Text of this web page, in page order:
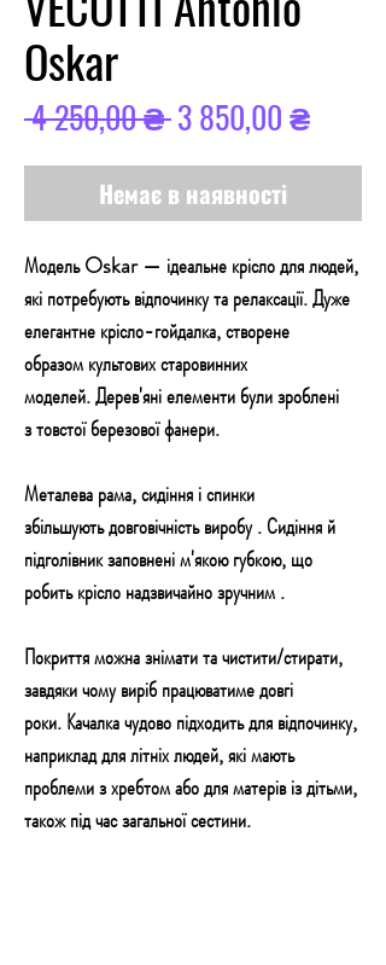
Oskar
4 250,00 ₴ Звичайна
ціна
3 850,00 ₴За
Немає в наявності
Модель Oskar — ідеальне крісло для людей,
які потребують відпочинку та релаксації. Дуже
елегантне крісло-гойдалка, створене
образом культових старовинних
моделей. Дерев'яні елементи були зроблені
з товстої березової фанери.
Металева рама, сидіння і спинки
збільшують довговічність виробу . Сидіння й
підголівник заповнені м'якою губкою, що
робить крісло надзвичайно зручним .
Покриття можна знімати та чистити/стирати,
завдяки чому виріб працюватиме довгі
роки. Качалка чудово підходить для відпочинку,
наприклад для літніх людей, які мають
проблеми з хребтом або для матерів із дітьми,
також під час загальної сестини.